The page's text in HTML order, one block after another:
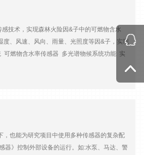
CR1000X数据采集器
BASIC编程语言，数据处理和分析等功能。
系统，土壤情，林业等
包括12个通用端子(U)一的方式，允许几乎
更为快速的通讯，紧凑的外型，更为优良的模
对差分)，4个电压激&发，3个电流激&发通
技术，实现森林火险因&子中的可燃物含水
、风速、风向、雨量、光照度等因&子，实现
可燃物含水率传感器 多光谱物候系统功能 实
做好防火准备。 警报系统 当火险等级超过预
监测与预警系统的引入可以大大提高火灾的
也能为研究项目中使用多种传感器的复杂配
器》控制外部设备的运行。如:水泵、马达、警